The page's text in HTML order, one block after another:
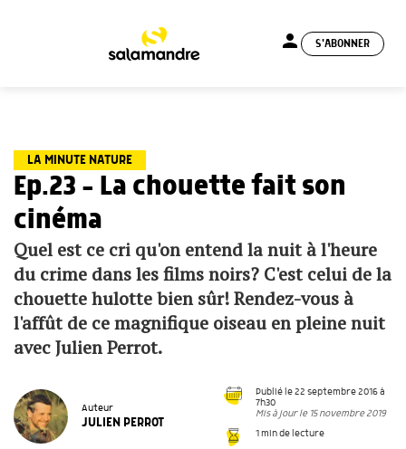
person S'ABONNER
LA MINUTE NATURE
Ep.23 – La chouette fait son
cinéma
Quel est ce cri qu'on entend la nuit à l'heure
du crime dans les films noirs? C'est celui de la
chouette hulotte bien sûr! Rendez-vous à
l'affût de ce magnifique oiseau en pleine nuit
avec Julien Perrot.
Auteur
JULIEN PERROT
Publié le 22 septembre 2016 à
7h30
Mis à jour le 15 novembre 2019
1 min de lecture